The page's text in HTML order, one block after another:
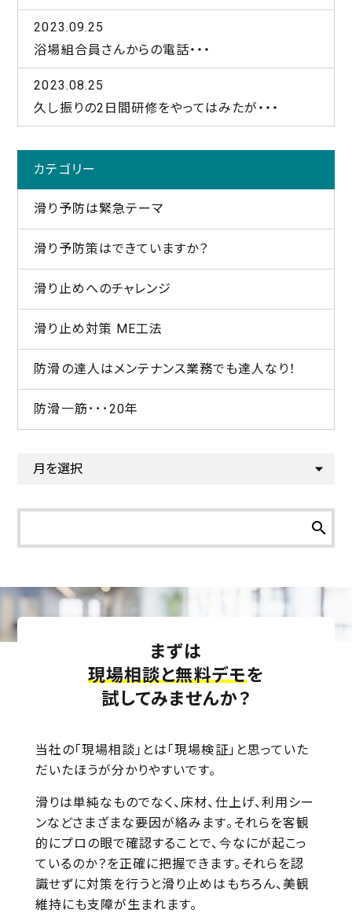
2023.09.25
浴場組合員さんからの電話・・・
2023.08.25
久し振りの2日間研修をやってはみたが・・・
カテゴリー
滑り予防は緊急テーマ
滑り予防策はできていますか？
滑り止めへのチャレンジ
滑り止め対策 ME工法
防滑の達人はメンテナンス業務でも達人なり！
防滑一筋･･･20年
search
まずは
現場相談と無料デモを
試してみませんか？
当社の「現場相談」とは「現場検証」と思っていた
だいたほうが分かりやすいです。
滑りは単純なものでなく、床材、仕上げ、利用シー
ンなどさまざまな要因が絡みます。それらを客観
的にプロの眼で確認することで、今なにが起こっ
ているのか？を正確に把握できます。それらを認
識せずに対策を行うと滑り止めはもちろん、美観
維持にも支障が生まれます。